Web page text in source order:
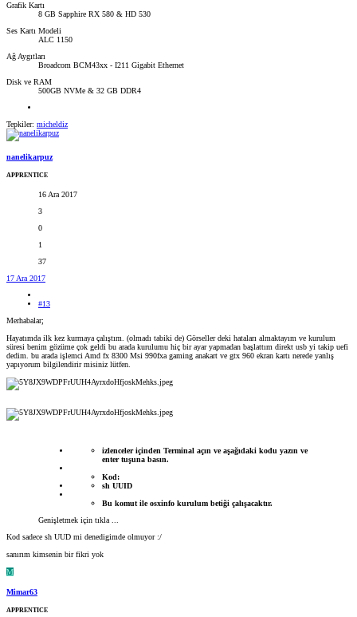
Grafik Kartı
8 GB Sapphire RX 580 & HD 530
Ses Kartı Modeli
ALC 1150
Ağ Aygıtları
Broadcom BCM43xx - I211 Gigabit Ethernet
Disk ve RAM
500GB NVMe & 32 GB DDR4
Tepkiler: micheldiz
nanelikarpuz
APPRENTICE
16 Ara 2017
3
0
1
37
17 Ara 2017
#13
Merhabalar;
Hayatımda ilk kez kurmaya çalıştım. (olmadı tabiki de) Görseller deki hataları almaktayım ve kurulum
süresi benim gözüme çok geldi bu arada kurulumu hiç bir ayar yapmadan başlattım direkt usb yi takip uefi
dedim. bu arada işlemci Amd fx 8300 Msi 990fxa gaming anakart ve gtx 960 ekran kartı nerede yanlış
yapıyorum bilgilendirir misiniz lütfen.
izlenceler içinden Terminal açın ve aşağıdaki kodu yazın ve
enter tuşuna basın.
Kod:
sh UUID
Bu komut ile osxinfo kurulum betiği çalışacaktır.
Genişletmek için tıkla ...
Kod sadece sh UUD mi denedigimde olmuyor :/
sanırım kimsenin bir fikri yok
M
Mimar63
APPRENTICE